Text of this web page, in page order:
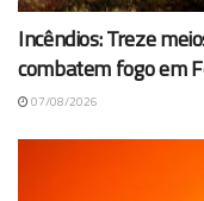
Incêndios: Treze
combatem fogo em
07/08/2026